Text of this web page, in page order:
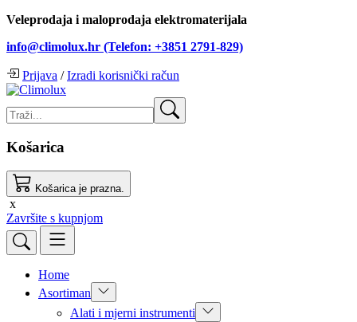
Veleprodaja i maloprodaja elektromaterijala
info@climolux.hr (Telefon: +3851 2791-829)
Prijava /Izradi korisnički račun
Košarica
Košarica je prazna.
x
Završite s kupnjom
Home
Asortiman
Alati i mjerni instrumenti